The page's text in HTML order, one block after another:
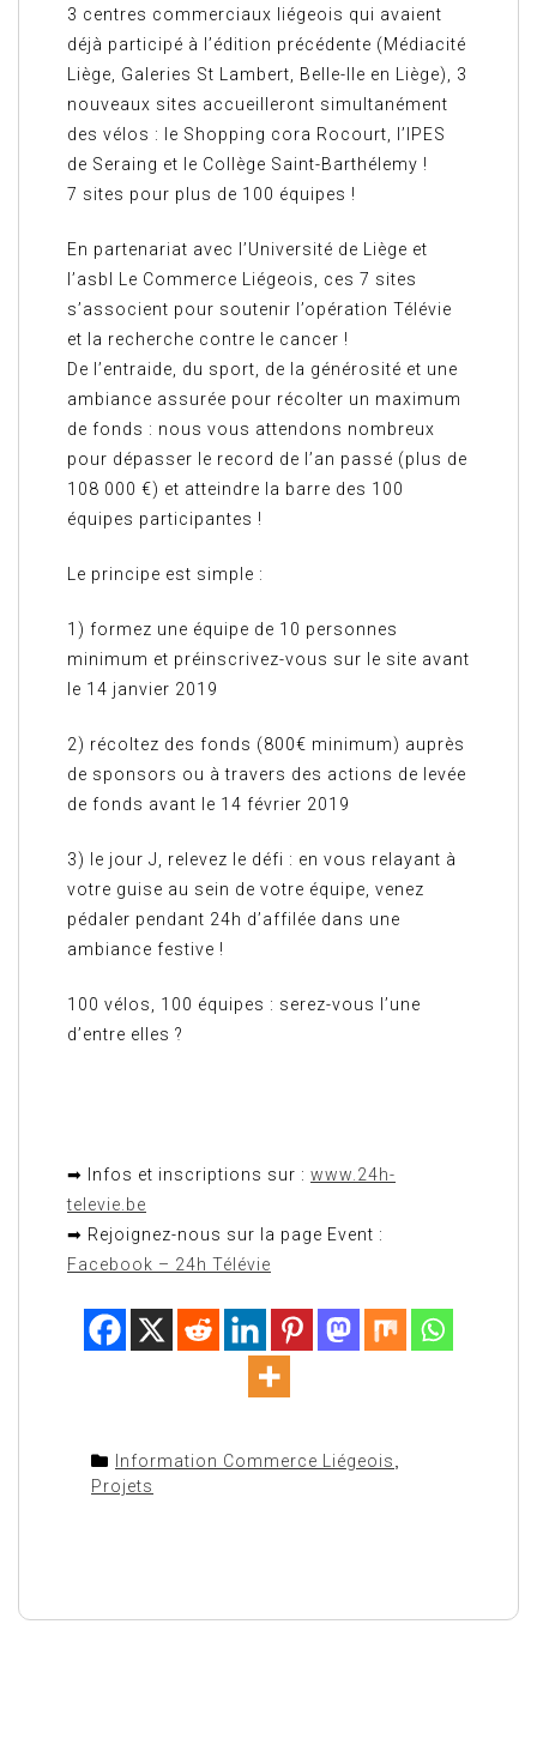
3 centres commerciaux liégeois qui avaient
déjà participé à l’édition précédente (Médiacité
Liège, Galeries St Lambert, Belle-Ile en Liège), 3
nouveaux sites accueilleront simultanément
des vélos : le Shopping cora Rocourt, l’IPES
de Seraing et le Collège Saint-Barthélemy !
7 sites pour plus de 100 équipes !
En partenariat avec l’Université de Liège et
l’asbl Le Commerce Liégeois, ces 7 sites
s’associent pour soutenir l’opération Télévie
et la recherche contre le cancer !
De l’entraide, du sport, de la générosité et une
ambiance assurée pour récolter un maximum
de fonds : nous vous attendons nombreux
pour dépasser le record de l’an passé (plus de
108 000 €) et atteindre la barre des 100
équipes participantes !
Le principe est simple :
1) formez une équipe de 10 personnes
minimum et préinscrivez-vous sur le site avant
le 14 janvier 2019
2) récoltez des fonds (800€ minimum) auprès
de sponsors ou à travers des actions de levée
de fonds avant le 14 février 2019
3) le jour J, relevez le défi : en vous relayant à
votre guise au sein de votre équipe, venez
pédaler pendant 24h d’affilée dans une
ambiance festive !
100 vélos, 100 équipes : serez-vous l’une
d’entre elles ?
➡ Infos et inscriptions sur : www.24h-
televie.be
➡ Rejoignez-nous sur la page Event :
Facebook – 24h Télévie
Information Commerce Liégeois
Projets